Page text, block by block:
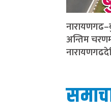
अन्तिम